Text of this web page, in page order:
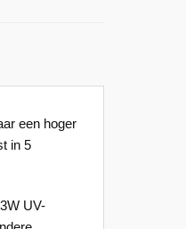
een hoger
in 5
UV-